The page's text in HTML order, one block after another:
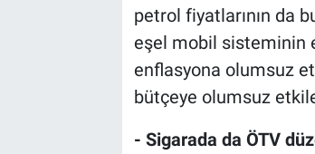
petrol fiyatlarının da
eşel mobil sisteminin
enflasyona olumsuz
bütçeye olumsuz
- Sigarada da ÖTV